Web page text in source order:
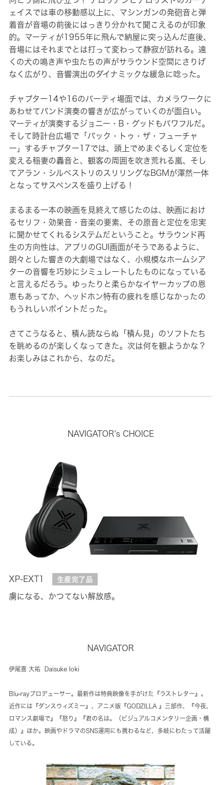
ェイスでは車の移動感以上に、マシンガンの発砲音と弾
着音が音場の前後にはっきり分かれて聞こえるのが印象
的。マーティが1955年に飛んで納屋に突っ込んだ直後、
音場にはそれまでとは打って変わって静寂が訪れる。遠
くの犬の鳴き声や虫たちの声がサラウンド空間にさりげ
なく広がり、音響演出のダイナミックな緩急に唸った。
チャプター14や16のパーティ場面では、カメラワークに
あわせてバンド演奏の響きが広がっていくのが面白い。
マーティが演奏するジョニー・B・グッドもパワフルだ。
そして時計台広場で「バック・トゥ・ザ・フューチャ
ー」するチャプター17では、頭上でめまぐるしく定位を
変える稲妻の轟音と、観客の周囲を吹き荒れる嵐、そし
てアラン・シルベストリのスリリングなBGMが渾然一体
となってサスペンスを盛り上げる！
まるまる一本の映画を見終えて感じたのは、映画におけ
るセリフ・効果音・音楽の要素、その原音と定位を忠実
に聞かせてくれるシステムだということ。サラウンド再
生の方向性は、アプリのGUI画面がそうであるように、
朗々とした響きの大劇場ではなく、小規模なホームシア
ターの音響を巧妙にシミュレートしたものになっている
と言えるだろう。ゆったりと柔らかなイヤーカップの恩
恵もあってか、ヘッドホン特有の疲れを感じなかったの
もうれしいポイントだった。
さてこうなると、積ん読ならぬ「積ん見」のソフトたち
を眺めるのが楽しくなってきた。次は何を観ようかな？
お楽しみはこれから、なのだ。
NAVIGATOR's CHOICE
XP-EXT1 生産完了品
虜になる、かつてない解放感。
NAVIGATOR
伊尾喜 大祐 Daisuke Ioki
Blu-rayプロデューサー。最新作は特典映像を手がけた『ラストレター』。
近作には『ダンスウィズミー』、アニメ版『GODZILLA 』三部作、『今夜、
ロマンス劇場で』『怒り』『君の名は。（ビジュアルコメンタリー企画・構
成）』ほか。映画やドラマのSNS運用にも携わるなど、多岐にわたって活躍
している。